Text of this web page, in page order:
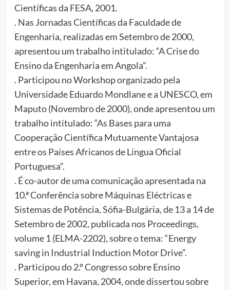
Científicas da FESA, 2001.
. Nas Jornadas Científicas da Faculdade de
Engenharia, realizadas em Setembro de 2000,
apresentou um trabalho intitulado: “A Crise do
Ensino da Engenharia em Angola”.
. Participou no Workshop organizado pela
Universidade Eduardo Mondlane e a UNESCO, em
Maputo (Novembro de 2000), onde apresentou um
trabalho intitulado: “As Bases para uma
Cooperação Científica Mutuamente Vantajosa
entre os Países Africanos de Língua Oficial
Portuguesa”.
. É co-autor de uma comunicação apresentada na
10.ª Conferência sobre Máquinas Eléctricas e
Sistemas de Potência, Sófia-Bulgária, de 13 a 14 de
Setembro de 2002, publicada nos Proceedings,
volume 1 (ELMA-2202), sobre o tema: “Energy
saving in Industrial Induction Motor Drive”.
. Participou do 2.º Congresso sobre Ensino
Superior, em Havana, 2004, onde dissertou sobre